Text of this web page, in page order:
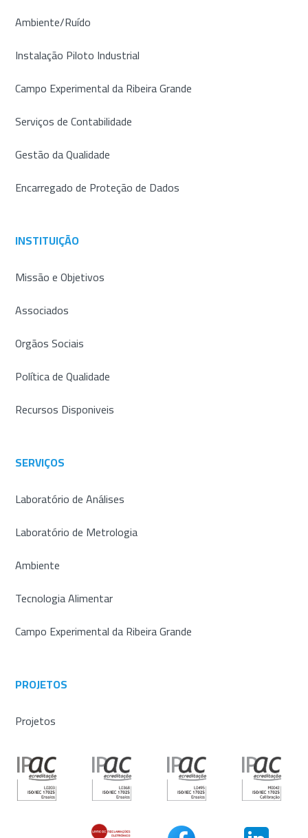
Ambiente/Ruído
Instalação Piloto Industrial
Campo Experimental da Ribeira Grande
Serviços de Contabilidade
Gestão da Qualidade
Encarregado de Proteção de Dados
INSTITUIÇÃO
Missão e Objetivos
Associados
Orgãos Sociais
Política de Qualidade
Recursos Disponiveis
SERVIÇOS
Laboratório de Análises
Laboratório de Metrologia
Ambiente
Tecnologia Alimentar
Campo Experimental da Ribeira Grande
PROJETOS
Projetos